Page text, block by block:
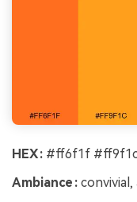
HEX : #ff6f1f
Ambiance : convivial,